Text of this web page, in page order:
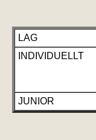
LAG
INDIVIDUELLT
JUNIOR